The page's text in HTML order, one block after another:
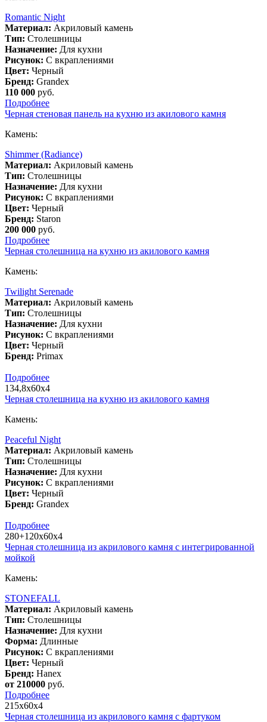
Romantic Night
Материал: Акриловый камень
Тип: Столешницы
Назначение: Для кухни
Рисунок: С вкраплениями
Цвет: Черный
Бренд: Grandex
110 000 руб.
Подробнее
Черная стеновая панель на кухню из акилового камня
Камень:
Shimmer (Radiance)
Материал: Акриловый камень
Тип: Столешницы
Назначение: Для кухни
Рисунок: С вкраплениями
Цвет: Черный
Бренд: Staron
200 000 руб.
Подробнее
Черная столешница на кухню из акилового камня
Камень:
Twilight Serenade
Материал: Акриловый камень
Тип: Столешницы
Назначение: Для кухни
Рисунок: С вкраплениями
Цвет: Черный
Бренд: Primax
Подробнее
134,8х60х4
Черная столешница на кухню из акилового камня
Камень:
Peaceful Night
Материал: Акриловый камень
Тип: Столешницы
Назначение: Для кухни
Рисунок: С вкраплениями
Цвет: Черный
Бренд: Grandex
Подробнее
280+120х60х4
Черная столешница из акрилового камня с интегрированной
мойкой
Камень:
STONEFALL
Материал: Акриловый камень
Тип: Столешницы
Назначение: Для кухни
Форма: Длинные
Рисунок: С вкраплениями
Цвет: Черный
Бренд: Hanex
от 210000 руб.
Подробнее
215х60х4
Черная столешница из акрилового камня с фартуком